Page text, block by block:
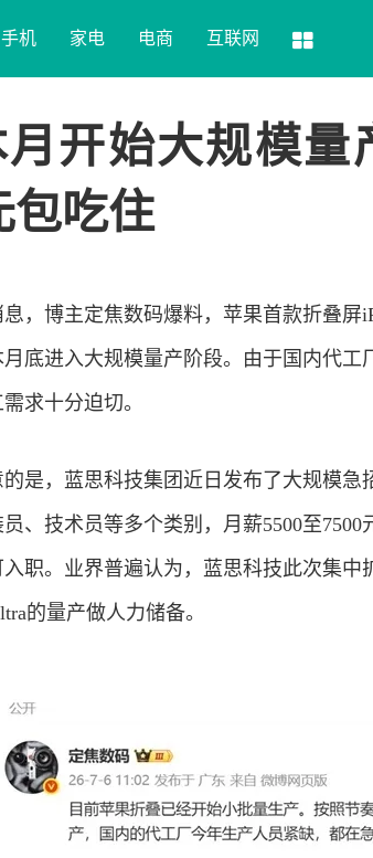
手机 家电 电商 互联网
开始大规模量
包吃住
，博主定焦数码爆料， 苹果首款折叠屏
底进入大规模量产阶段。由于国内代
求十分迫切。
是，蓝思科技集团近日发布了大规模急
员、技术员等多个类别，月薪5500至
职。业界普遍认为，蓝思科技此次集中
的量产做人力储备。